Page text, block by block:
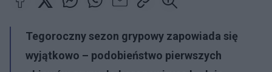
Tegoroczny sezon grypowy zapowiada się
wyjątkowo – podobieństwo pierwszych